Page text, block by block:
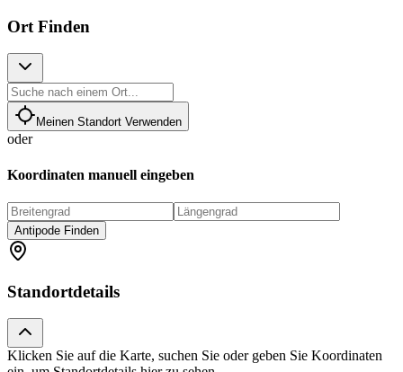
Ort Finden
Meinen Standort Verwenden
oder
Koordinaten manuell eingeben
Antipode Finden
Standortdetails
Klicken Sie auf die Karte, suchen Sie oder geben Sie Koordinaten
Tiles © Esri — Source: Esri, i-cubed, USDA, USGS, AEX, GeoEye,